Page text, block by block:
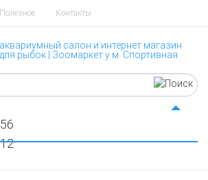
Полезное Контакты